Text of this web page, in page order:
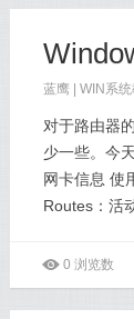
蓝鹰 | WIN系统
对于路由器
少一些。今
网卡信息 使
Routes：活
ė 0 浏览数